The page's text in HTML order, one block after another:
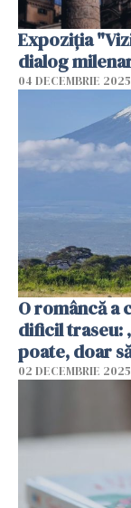
Expoziția
dialog
04 DECEMBRIE 2025
O româncă a
dificil traseu:
poate, doar
02 DECEMBRIE 2025